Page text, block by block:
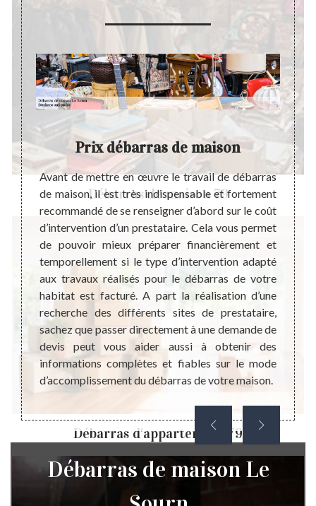
Débarras de maison 79
Débarras d'appartement 79
la
votre
pas
de
le
est
de
Prix débarras de maison
Avant de mettre en œuvre le travail de débarras
de maison, il est très indispensable et fortement
recommandé de se renseigner d’abord sur le coût
d’intervention d’un prestataire. Cela vous permet
de pouvoir mieux préparer financièrement et
temporellement si le type d’intervention adapté
aux travaux réalisés pour le débarras de votre
habitat est facturé. A part la réalisation d’une
recherche des différents sites de prestataire,
sachez que passer directement à une demande de
devis peut vous aider aussi à obtenir des
informations complètes et fiables sur le mode
d’accomplissement du débarras de votre maison.
fait,
plus
vos
le
Débarras de maison Le